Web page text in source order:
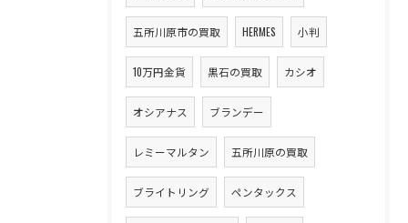
五所川原市の買取 HERMES 小判
10万円金貨 黒石の買取 カシオ
オシアナス ブランデー
レミーマルタン 五所川原の買取
ブライトリング ペンタックス